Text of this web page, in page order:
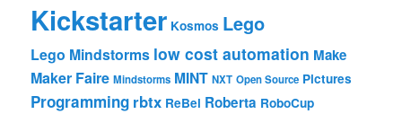
Kickstarter Kosmos Lego
Lego Mindstorms low cost automation Make
Maker Faire Mindstorms MINT NXT Open Source Pictures
Programming rbtx ReBel Roberta RoboCup